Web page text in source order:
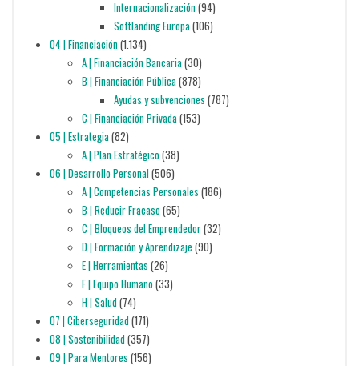
Internacionalización(94)
Softlanding Europa(106)
04 | Financiación(1.134)
A | Financiación Bancaria(30)
B | Financiación Pública(878)
Ayudas y subvenciones (787)
C | Financiación Privada(153)
05 | Estrategia(82)
A | Plan Estratégico(38)
06 | Desarrollo Personal(506)
A | Competencias Personales (186)
B | Reducir Fracaso(65)
C | Bloqueos del Emprendedor(32)
D | Formación y Aprendizaje (90)
E | Herramientas (26)
F | Equipo Humano(33)
H | Salud(74)
07 | Ciberseguridad(171)
08 | Sostenibilidad(357)
09 | Para Mentores (156)